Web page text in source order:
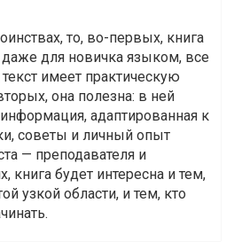
то, во-первых, книга
для новичка языком, все
имеет практическую
она полезна: в ней
адаптированная к
советы и личный опыт
— преподавателя и
книга будет интересна и тем,
узкой области, и тем, кто